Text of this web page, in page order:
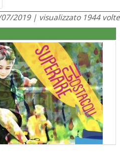
2019 | visualizzato 1944 volte